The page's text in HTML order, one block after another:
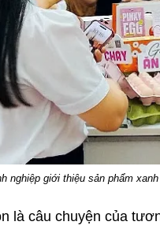
nghiệp giới thiệu sản phẩm
là câu chuyện của